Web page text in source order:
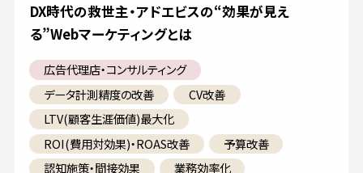
DX時代の救世主・アドエビスの“効果が見え
る”Webマーケティングとは
広告代理店・コンサルティング
データ計測精度の改善
CV改善
LTV(顧客生涯価値)最大化
ROI(費用対効果)・ROAS改善
予算改善
認知施策・間接効果
業務効率化